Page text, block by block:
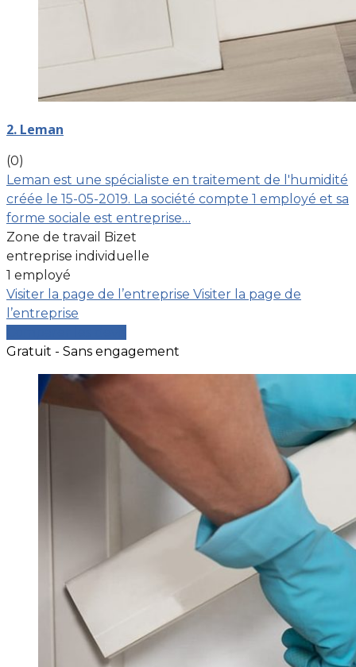
2. Leman
(0)
Leman est une spécialiste en traitement de l'humidité
créée le 15-05-2019. La société compte 1 employé et sa
forme sociale est entreprise…
Zone de travail Bizet
entreprise individuelle
1 employé
Visiter la page de l’entreprise Visiter la page de
l’entreprise
Gratuit - Sans engagement